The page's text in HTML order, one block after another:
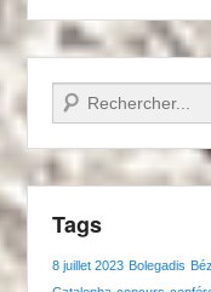
Recherche
Tags
8 juillet 2023 Bolegadis